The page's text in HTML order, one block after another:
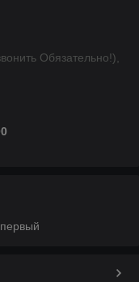
Обязательно!),